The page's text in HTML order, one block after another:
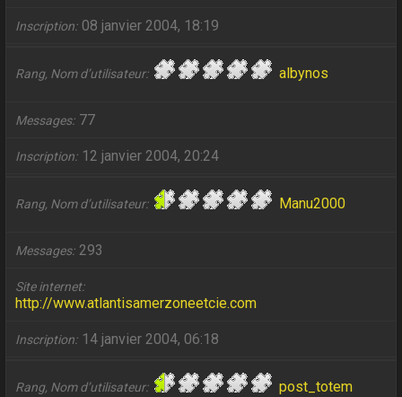
Inscription 08 janvier 2004, 18:19
Rang, Nom d’utilisateur albynos
Messages 77
Inscription 12 janvier 2004, 20:24
Rang, Nom d’utilisateur Manu2000
Messages 293
Site internet
http://www.atlantisamerzoneetcie.com
Inscription 14 janvier 2004, 06:18
Rang, Nom d’utilisateur post_totem